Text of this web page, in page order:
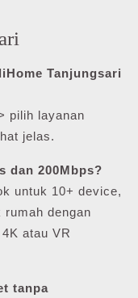
Tanjungsari
pilih layanan
jelas.
dan 200Mbps?
untuk 10+ device,
rumah dengan
atau VR
tanpa